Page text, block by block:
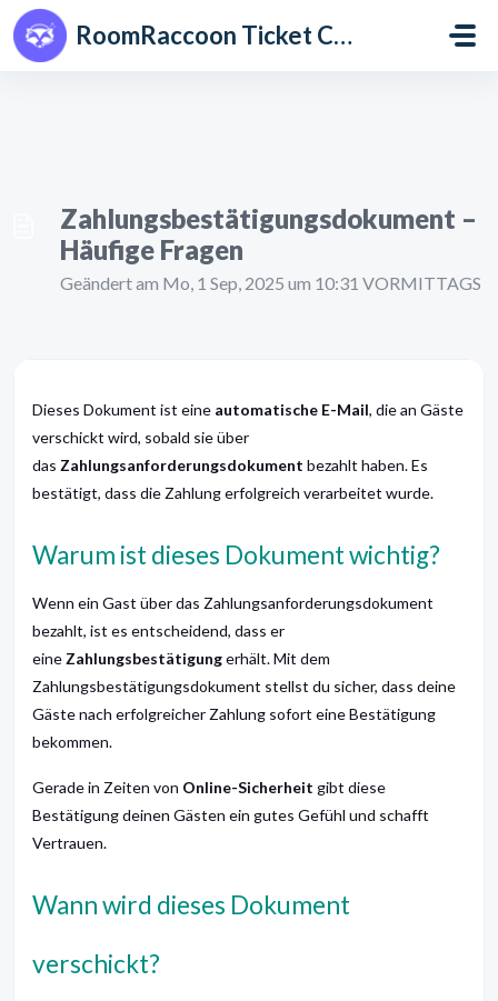
Zum hauptsächlichen Inhalt gehen
RoomRaccoon Ticket Centre
Zahlungsbestätigungsdokument –
Häufige Fragen
Geändert am Mo, 1 Sep, 2025 um 10:31 VORMITTAGS
Dieses Dokument ist eine automatische E-Mail, die an Gäste
verschickt wird, sobald sie über
das Zahlungsanforderungsdokument bezahlt haben. Es
bestätigt, dass die Zahlung erfolgreich verarbeitet wurde.
Warum ist dieses Dokument wichtig?
Wenn ein Gast über das Zahlungsanforderungsdokument
bezahlt, ist es entscheidend, dass er
eine Zahlungsbestätigungerhält.Mit dem
Zahlungsbestätigungsdokument stellst du sicher, dass deine
Gäste nach erfolgreicher Zahlung sofort eine Bestätigung
bekommen.
Gerade in Zeiten von Online-Sicherheit gibt diese
Bestätigung deinen Gästen ein gutes Gefühl und schafft
Vertrauen.
Wann wird dieses Dokument
verschickt?